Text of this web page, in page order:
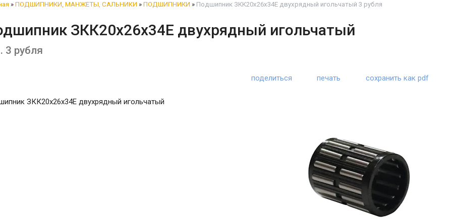
» ПОДШИПНИКИ, МАНЖЕТЫ, САЛЬНИКИ » ПОДШИПНИКИ » Подшипник ЗКК20x26x34Е двухрядный игольчатый 3 рубля
ЗКК20x26x34Е двухрядный игольчатый
3 рубля
поделиться печать сохранить как pdf
ЗКК20x26x34Е двухрядный игольчатый